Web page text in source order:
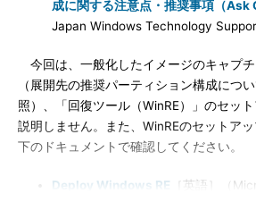
成に関する注意点・推奨事項（Ask
Japan Windows Technology
今回は、一般化したイメージのキャプ
（展開先の推奨パーティション構成につ
照）、「回復ツール（WinRE）」のセッ
説明しません。また、WinREのセットア
下のドキュメントで確認してください。
Deploy Windows RE ［英語］（